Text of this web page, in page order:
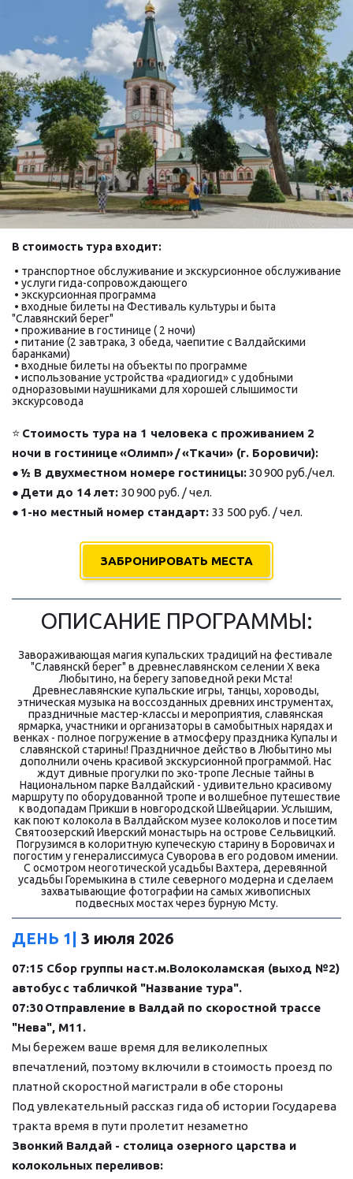
В стоимость ту­ра вхо­дит:
• транспортное обслуживание и экскурсионное обслуживание
• услуги гида-сопровождающего
• экскурсионная программа
• входные билеты на Фестиваль культуры и быта
"Славянский берег"
• проживание в гостинице ( 2 ночи)
• питание (2 завтрака, 3 обеда, чаепитие с Валдайскими
баранками)
• входные билеты на объекты по программе
• использование устройства «радиогид» с удобными
одноразовыми наушниками для хорошей слышимости
экскурсовода
⭐ Стоимость тура на 1 человека с проживанием 2
ночи в гостинице «Олимп»/«Ткачи» (г. Боровичи):
● ½ В двухместном номере гостиницы: 30 900 руб./чел.
● Дети до 14 лет: 30 900 руб. / чел.
● 1-но местный номер стандарт: 33 500 руб. / чел.
ЗАБРОНИРОВАТЬ МЕСТА
ОПИСАНИЕ ПРОГРАММЫ:
Завораживающая магия купальских традиций на фестивале
"Славянскй берег" в древнеславянском селении X века
Любытино, на берегу заповедной реки Мста!
Древнеславянские купальские игры, танцы, хороводы,
этническая музыка на воссозданных древних инструментах,
праздничные мастер-классы и мероприятия, славянская
ярмарка, участники и организаторы в самобытных нарядах и
венках - полное погружение в атмосферу праздника Купалы и
славянской старины! Праздничное действо в Любытино мы
дополнили очень красивой экскурсионной программой. Нас
ждут дивные прогулки по эко-тропе Лесные тайны в
Национальном парке Валдайский - удивительно красивому
маршруту по оборудованной тропе и волшебное путешествие
к водопадам Прикши в новгородской Швейцарии. Услышим,
как поют колокола в Валдайском музее колоколов и посетим
Святоозерский Иверский монастырь на острове Сельвицкий.
Погрузимся в колоритную купеческую старину в Боровичах и
погостим у генералиссимуса Суворова в его родовом имении.
С осмотром неоготической усадьбы Вахтера, деревянной
усадьбы Горемыкина в стиле северного модерна и сделаем
захватывающие фотографии на самых живописных
подвесных мостах через бурную Мсту.
ДЕНЬ 1| 3 июля 2026
07:15 Сбор группы наст.м.Волоколамская (выход №2)
автобус с табличкой "Название тура".
07:30 Отправление в Валдай по скоростной трассе
"Нева", М11.
Мы бережем ваше время для великолепных
впечатлений, поэтому включили в стоимость проезд по
платной скоростной магистрали в обе стороны
Под увлекательный рассказ гида об истории Государева
тракта время в пути пролетит незаметно
Звонкий Валдай - столица озерного царства и
колокольных переливов: